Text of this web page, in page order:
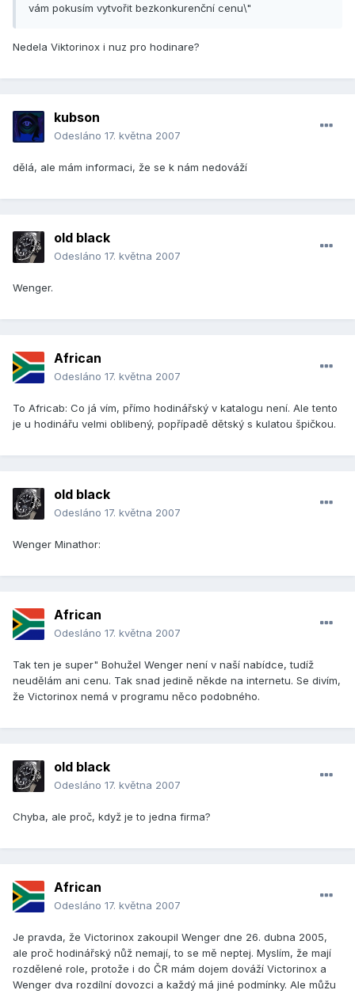
vám pokusím vytvořit bezkonkurenční cenu\"
Nedela Viktorinox i nuz pro hodinare?
kubson
Odesláno 17. května 2007
dělá, ale mám informaci, že se k nám nedováží
old black
Odesláno 17. května 2007
Wenger.
African
Odesláno 17. května 2007
To Africab: Co já vím, přímo hodinářský v katalogu není. Ale tento
je u hodinářu velmi oblibený, popřípadě dětský s kulatou špičkou.
old black
Odesláno 17. května 2007
Wenger Minathor:
African
Odesláno 17. května 2007
Tak ten je super" Bohužel Wenger není v naší nabídce, tudíž
neudělám ani cenu. Tak snad jedině někde na internetu. Se divím,
že Victorinox nemá v programu něco podobného.
old black
Odesláno 17. května 2007
Chyba, ale proč, když je to jedna firma?
African
Odesláno 17. května 2007
Je pravda, že Victorinox zakoupil Wenger dne 26. dubna 2005,
ale proč hodinářský nůž nemají, to se mě neptej. Myslím, že mají
rozdělené role, protože i do ČR mám dojem dováží Victorinox a
Wenger dva rozdílní dovozci a každý má jiné podmínky. Ale můžu